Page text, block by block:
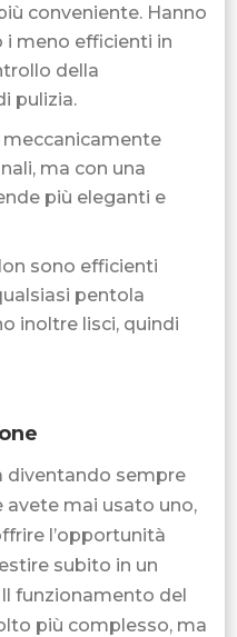
conveniente. Hanno
i meno efficienti in
della
pulizia.
meccanicamente
ma con una
più eleganti e
sono efficienti
pentola
inoltre lisci, quindi
diventando sempre
avete mai usato uno,
l’opportunità
subito in un
funzionamento del
più complesso, ma